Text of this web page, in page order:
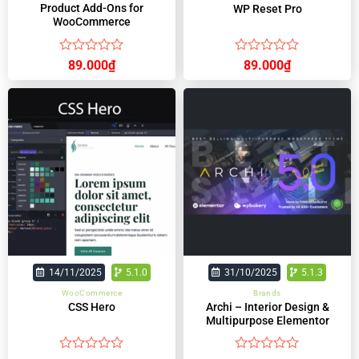
Product Add-Ons for
WooCommerce
Được
hạng
0
5
sao
89.000₫
WP Reset Pro
Được
hạng
sao
89.000₫
14/11/2025 5.1.0
WooCommerce
CSS Hero
31/10/2025 5.1.3
Brands
Archi – Interior Design &
Multipurpose Elementor
WordPress Theme